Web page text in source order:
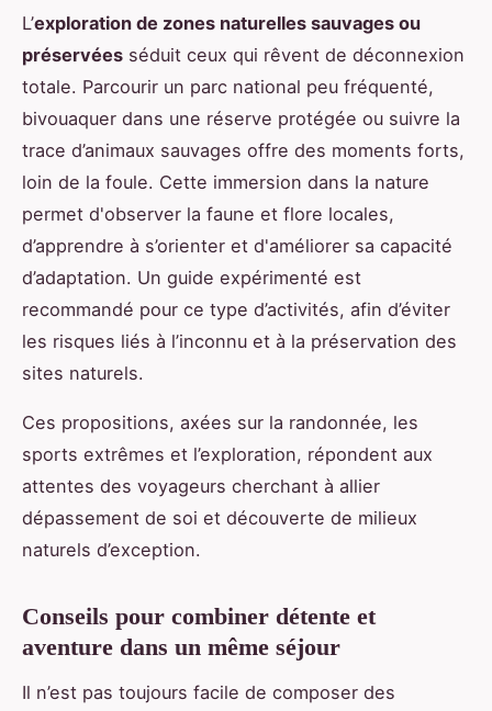
L’exploration de zones naturelles sauvages ou
préservées séduit ceux qui rêvent de déconnexion
totale. Parcourir un parc national peu fréquenté,
bivouaquer dans une réserve protégée ou suivre la
trace d’animaux sauvages offre des moments forts,
loin de la foule. Cette immersion dans la nature
permet d'observer la faune et flore locales,
d’apprendre à s’orienter et d'améliorer sa capacité
d’adaptation. Un guide expérimenté est
recommandé pour ce type d’activités, afin d’éviter
les risques liés à l’inconnu et à la préservation des
sites naturels.
Ces propositions, axées sur la randonnée, les
sports extrêmes et l’exploration, répondent aux
attentes des voyageurs cherchant à allier
dépassement de soi et découverte de milieux
naturels d’exception.
Conseils pour combiner détente et
aventure dans un même séjour
Il n’est pas toujours facile de composer des